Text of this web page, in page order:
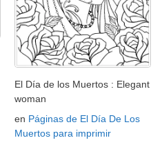
El Día de los Muertos : Elegant
woman
en Páginas de El Día De Los
Muertos para imprimir